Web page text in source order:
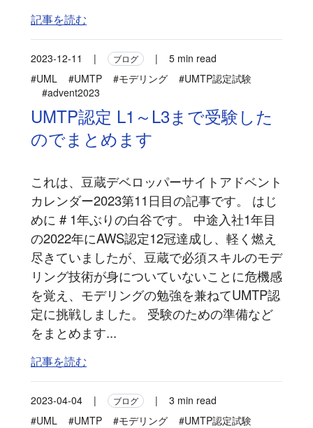
記事を読む
2023-12-11 | ブログ |
5 min read
#UML
#UMTP #モデリング
#UMTP認定試験
#advent2023
UMTP認定 L1～L3まで受験した
のでまとめます
これは、豆蔵デベロッパーサイトアドベント
カレンダー2023第11日目の記事です。 はじ
めに # 1年ぶりの白谷です。 中途入社1年目
の2022年にAWS認定12冠達成し、軽く燃え
尽きていましたが、豆蔵で必須スキルのモデ
リング技術が身についていないことに危機感
を覚え、モデリングの勉強を兼ねてUMTP認
定に挑戦しました。 受験のための準備など
をまとめます...
記事を読む
2023-04-04 | ブログ |
3 min read
#UML
#UMTP #モデリング #UMTP認定試験